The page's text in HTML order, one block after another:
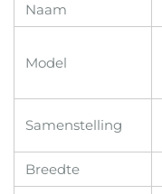
Naam
Model
Samenstelling
Breedte